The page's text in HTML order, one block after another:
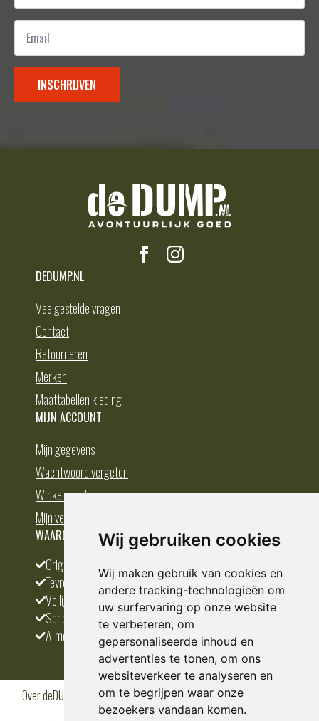
Wij gebruiken cookies
Wij maken gebruik van cookies en
andere tracking-technologieën om
uw surfervaring op onze website
te verbeteren, om
gepersonaliseerde inhoud en
advertenties te tonen, om ons
websiteverkeer te analyseren en
om te begrijpen waar onze
bezoekers vandaan komen.
Email
INSCHRIJVEN
DEDUMP.NL
Veelgestelde vragen
Contact
Retourneren
Merken
Maattabellen kleding
MIJN ACCOUNT
Mijn gegevens
Wachtwoord vergeten
Winkelmand
Mijn verlanglijst
WAAROM BESTELLEN BIJ DEDUMP.NL
Origineel en divers
Tevreden klanten
Veilig betalen
Scherpste prijs
A-merken
Over deDUMP.nl Algemene voorwaardenPrivacy PolicyKlantenservice
CookiesBlogs